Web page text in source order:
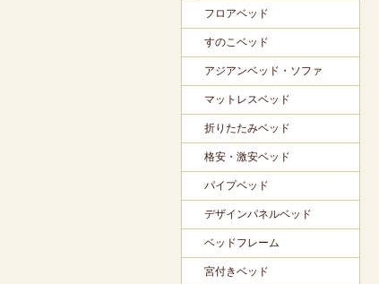
フロアベッド
すのこベッド
アジアンベッド・ソファ
マットレスベッド
折りたたみベッド
格安・激安ベッド
パイプベッド
デザインパネルベッド
ベッドフレーム
宮付きベッド